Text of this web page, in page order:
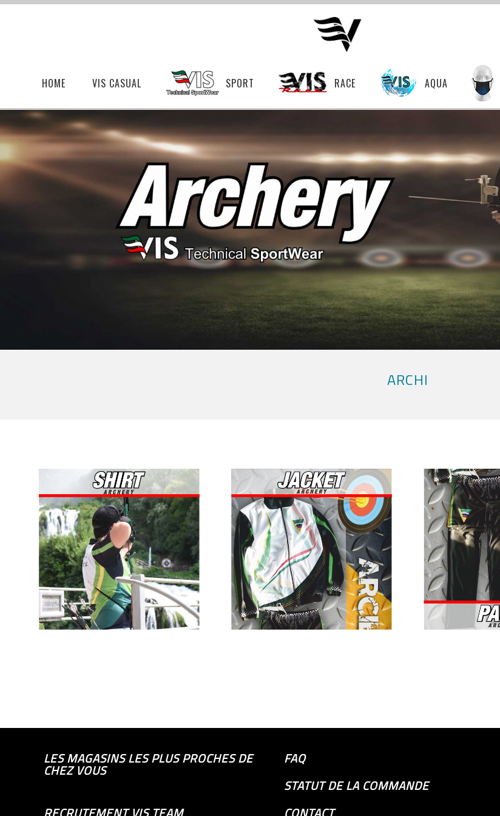
HOME VIS CASUAL SPORT RACE AQUA
ARCHI
LES MAGASINS LES PLUS PROCHES DE
CHEZ VOUS
FAQ
STATUT DE LA COMMANDE